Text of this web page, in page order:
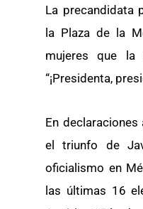
La precandidata
la Plaza de la
mujeres que la
“¡Presidenta,
En
el triunfo de
oficialismo en
las últimas 16